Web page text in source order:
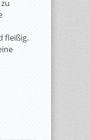
fleißig.